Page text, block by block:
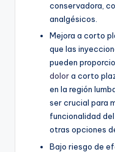
conservadora,
analgésicos.
Mejora a corto
que las
pueden
dolora corto
en la región
ser crucial para
funcionalidad del
otras opciones
Bajo riesgo de